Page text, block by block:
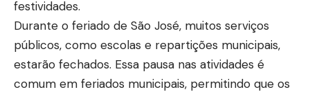
festividades.
Durante o feriado de São José, muitos serviços
públicos, como escolas e repartições municipais,
estarão fechados. Essa pausa nas atividades é
comum em feriados municipais, permitindo que os